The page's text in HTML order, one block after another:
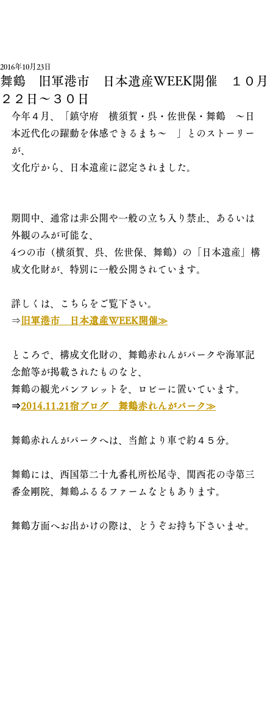
舞鶴 旧軍港市 日本遺産WEEK開催 １０月
２２日～３０日
2016年10月23日
今年４月、「鎮守府　横須賀・呉・佐世保・舞鶴　～日
本近代化の躍動を体感できるまち～　」とのストーリー
が、
文化庁から、日本遺産に認定されました。
期間中、通常は非公開や一般の立ち入り禁止、あるいは
外観のみが可能な、
4つの市（横須賀、呉、佐世保、舞鶴）の「日本遺産」構
成文化財が、特別に一般公開されています。
詳しくは、こちらをご覧下さい。
⇒ 旧軍港市　日本遺産WEEK開催≫
ところで、構成文化財の、舞鶴赤れんがパークや海軍記
念館等が掲載されたものなど、
舞鶴の観光パンフレットを、ロビーに置いています。
⇒2014.11.21宿ブログ　舞鶴赤れんがパーク≫
舞鶴赤れんがパークへは、当館より車で約４５分。
舞鶴には、西国第二十九番札所松尾寺、関西花の寺第三
番金剛院、舞鶴ふるるファームなどもあります。
舞鶴方面へお出かけの際は、どうぞお持ち下さいませ。